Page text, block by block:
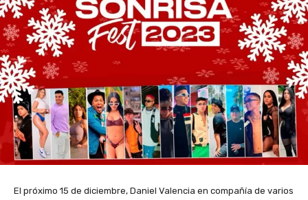
El próximo 15 de diciembre, Daniel Valencia en compañía de varios